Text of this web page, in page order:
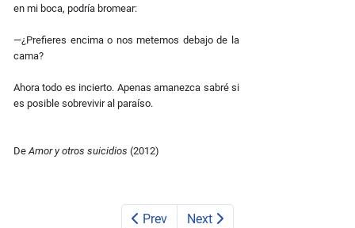
en mi boca, podría bromear:
—¿Preﬁeres encima o nos metemos debajo de la
cama?
Ahora todo es incierto. Apenas amanezca sabré si
es posible sobrevivir al paraíso.
DeAmor y otros suicidios (2012)
Prev Next